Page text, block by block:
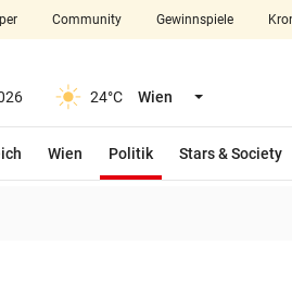
closeSchließen
arrow_right
Community Gewinnspiele
24°C Wien Menü
Wien Politik
Stars & Society